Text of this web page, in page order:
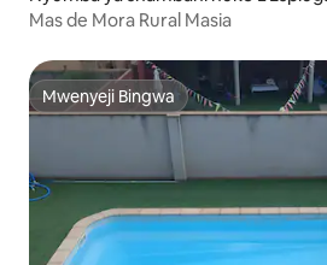
olí
Mas de Mora Rural Masia
Mwenyeji Bingwa
Mwenyeji Bingwa